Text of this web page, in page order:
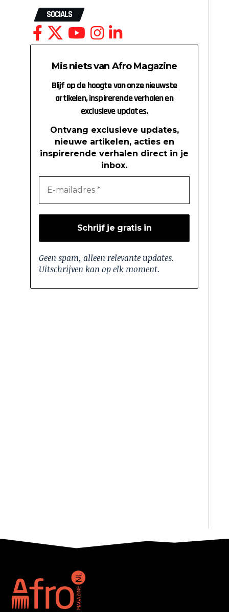
SOCIALS
Mis niets van Afro Magazine
Blijf op de hoogte van onze nieuwste
artikelen, inspirerende verhalen en
exclusieve updates.
Ontvang exclusieve updates,
nieuwe artikelen, acties en
inspirerende verhalen direct in je
inbox.
Geen spam, alleen relevante updates.
Uitschrijven kan op elk moment.